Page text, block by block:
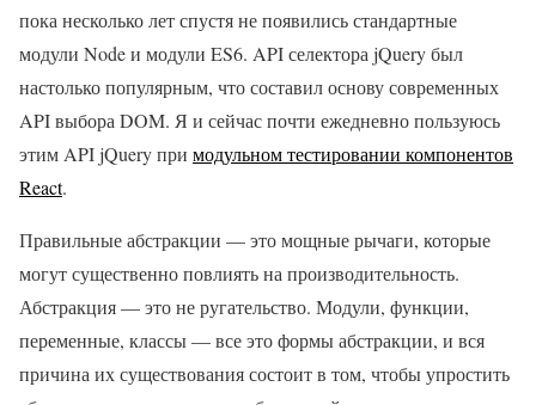
пока несколько лет спустя не появились стандартные
модули Node и модули ES6. API селектора jQuery был
настолько популярным, что составил основу современных
API выбора DOM. Я и сейчас почти ежедневно пользуюсь
этим API jQuery при модульном тестировании компонентов
React.
Правильные абстракции — это мощные рычаги, которые
могут существенно повлиять на производительность.
Абстракция — это не ругательство. Модули, функции,
переменные, классы — все это формы абстракции, и вся
причина их существования состоит в том, чтобы упростить